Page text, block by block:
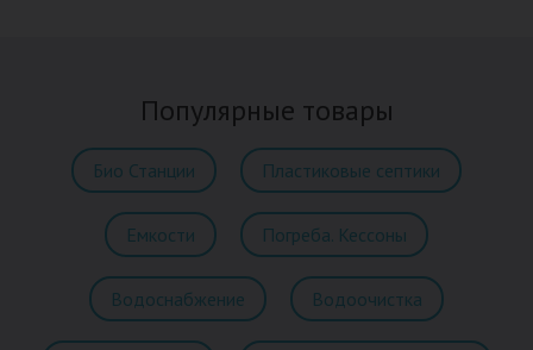
Популярные товары
Био Станции Пластиковые септики
Емкости Погреба. Кессоны
Водоснабжение Водоочистка